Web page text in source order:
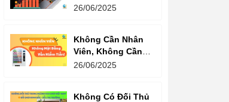
Trampoline Park Là
26/06/2025
Không Cần Nhân
Viên, Không Cần
Cửa Hàng – Chỉ
26/06/2025
Không Có Đối Thủ